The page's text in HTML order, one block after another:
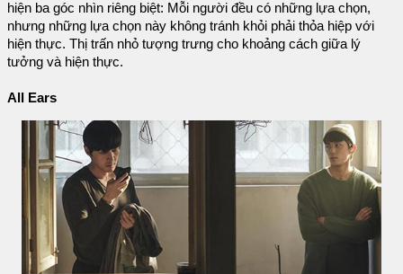
hiện ba góc nhìn riêng biệt: Mỗi người đều có những lựa chọn,
nhưng những lựa chọn này không tránh khỏi phải thỏa hiệp với
hiện thực. Thị trấn nhỏ tượng trưng cho khoảng cách giữa lý
tưởng và hiện thực.
All Ears